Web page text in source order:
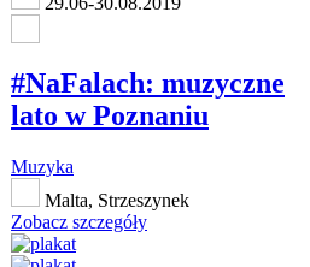
#NaFalach: muzyczne
lato w Poznaniu
Muzyka
Malta, Strzeszynek
Zobacz szczegóły